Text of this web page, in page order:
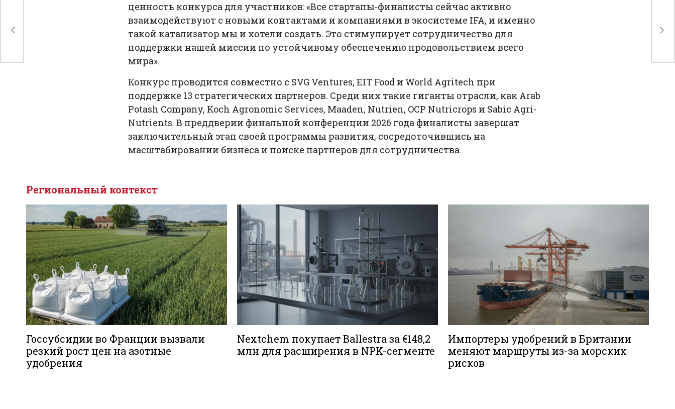
ценность конкурса для участников: «Все стартапы-финалисты сейчас активно
взаимодействуют с новыми контактами и компаниями в экосистеме IFA, и именно
такой катализатор мы и хотели создать. Это стимулирует сотрудничество для
поддержки нашей миссии по устойчивому обеспечению продовольствием всего
мира».
Конкурс проводится совместно с SVG Ventures, EIT Food и World Agritech при
поддержке 13 стратегических партнеров. Среди них такие гиганты отрасли, как Arab
Potash Company, Koch Agronomic Services, Maaden, Nutrien, OCP Nutricrops и Sabic Agri-
Nutrients. В преддверии финальной конференции 2026 года финалисты завершат
заключительный этап своей программы развития, сосредоточившись на
масштабировании бизнеса и поиске партнеров для сотрудничества.
Региональный контекст
Госсубсидии во Франции вызвали
резкий рост цен на азотные
удобрения
Nextchem покупает Ballestra за €148,2
млн для расширения в NPK-сегменте
Импортеры удобрений в Британии
меняют маршруты из-за морских
рисков